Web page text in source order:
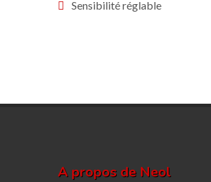
Sensibilité réglable
A propos de Neol